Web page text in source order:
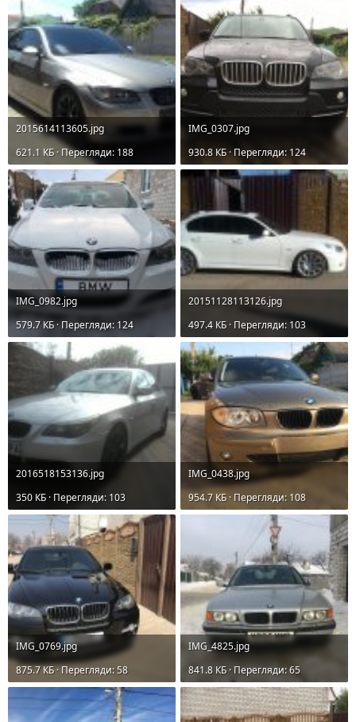
2015614113605.jpg
621.1 КБ · Перегляди: 188
IMG_0307.jpg
930.8 КБ · Перегляди: 124
IMG_0982.jpg
579.7 КБ · Перегляди: 124
20151128113126.jpg
497.4 КБ · Перегляди: 103
2016518153136.jpg
350 КБ · Перегляди: 103
IMG_0438.jpg
954.7 КБ · Перегляди: 108
IMG_0769.jpg
875.7 КБ · Перегляди: 58
IMG_4825.jpg
841.8 КБ · Перегляди: 65